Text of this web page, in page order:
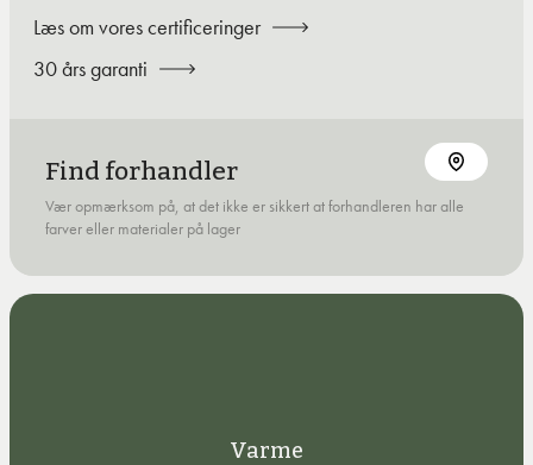
Læs om vores certificeringer
30 års garanti
Find forhandler
Vær opmærksom på, at det ikke er sikkert at forhandleren har alle
farver eller materialer på lager
Varme